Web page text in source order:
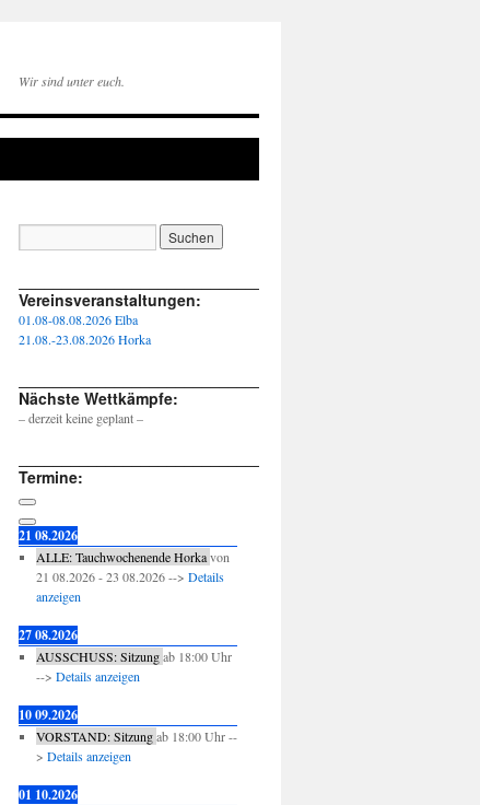
Wir sind unter euch.
Vereinsveranstaltungen:
01.08-08.08.2026 Elba
21.08.-23.08.2026 Horka
Nächste Wettkämpfe:
– derzeit keine geplant –
Termine:
21 08.2026
ALLE: Tauchwochenende Horka von
21 08.2026-23 08.2026--> Details
anzeigen
27 08.2026
AUSSCHUSS: Sitzung ab 18:00Uhr
--> Details anzeigen
10 09.2026
VORSTAND: Sitzung ab 18:00Uhr --
> Details anzeigen
01 10.2026